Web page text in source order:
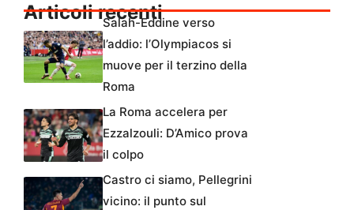
Articoli recenti
Salah-Eddine verso
l’addio: l’Olympiacos si
muove per il terzino della
Roma
La Roma accelera per
Ezzalzouli: D’Amico prova
il colpo
Castro ci siamo, Pellegrini
vicino: il punto sul